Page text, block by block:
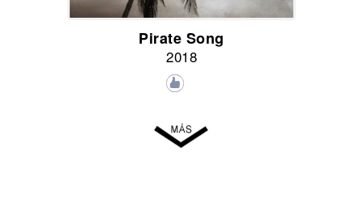
Pirate Song
2018